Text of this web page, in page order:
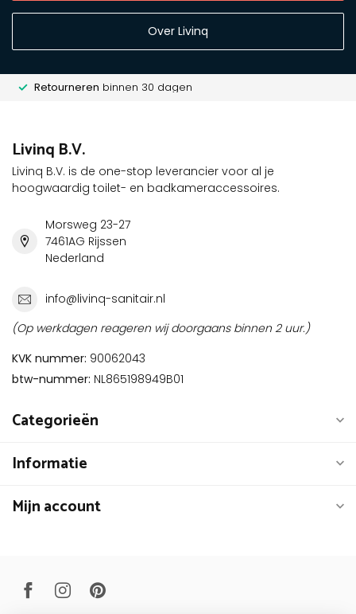
Over Livinq
Retourneren binnen 30 dagen
Livinq B.V.
Livinq B.V. is de one-stop leverancier voor al je
hoogwaardig toilet- en badkameraccessoires.
Morsweg 23-27
7461AG Rijssen
Nederland
info@livinq-sanitair.nl
(Op werkdagen reageren wij doorgaans binnen 2 uur.)
KVK nummer: 90062043
btw-nummer: NL865198949B01
Categorieën
Informatie
Mijn account